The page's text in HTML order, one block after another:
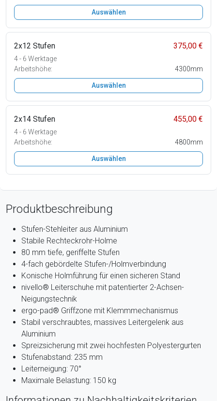
Auswählen
2x12 Stufen 375,00 €
4 - 6 Werktage
Arbeitshöhe:
4300mm
Auswählen
2x14 Stufen 455,00 €
4 - 6 Werktage
Arbeitshöhe:
4800mm
Auswählen
Produktbeschreibung
Stufen-Stehleiter aus Aluminium
Stabile Rechteckrohr-Holme
80 mm tiefe, geriffelte Stufen
4-fach gebördelte Stufen-/Holmverbindung
Konische Holmführung für einen sicheren Stand
nivello® Leiterschuhe mit patentierter 2-Achsen-
Neigungstechnik
ergo-pad® Griffzone mit Klemmmechanismus
Stabil verschraubtes, massives Leitergelenk aus
Aluminium
Spreizsicherung mit zwei hochfesten Polyestergurten
Stufenabstand: 235 mm
Leiterneigung: 70°
Maximale Belastung: 150 kg